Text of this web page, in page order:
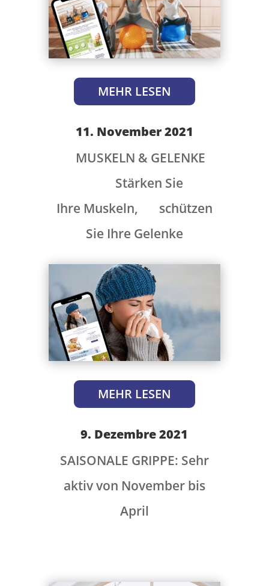
MEHR LESEN
11. November 2021
MUSKELN & GELENKE
Stärken Sie
Ihre Muskeln, schützen
Sie Ihre Gelenke
MEHR LESEN
9. Dezembre 2021
SAISONALE GRIPPE: Sehr
aktiv von November bis
April